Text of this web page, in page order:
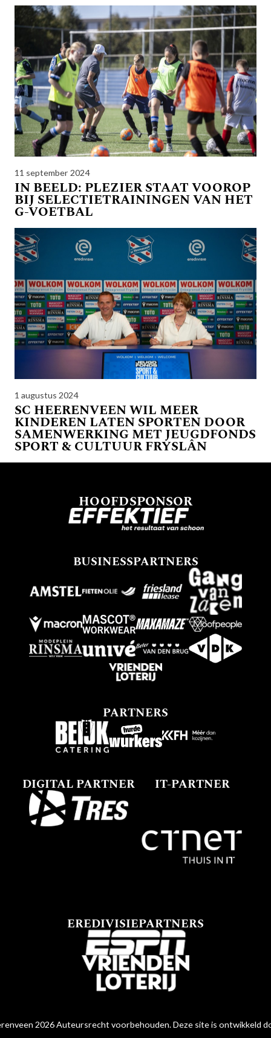
11 september 2024
IN BEELD: PLEZIER STAAT VOOROP
BIJ SELECTIETRAININGEN VAN HET
G-VOETBAL
1 augustus 2024
SC HEERENVEEN WIL MEER
KINDEREN LATEN SPORTEN DOOR
SAMENWERKING MET JEUGDFONDS
SPORT & CULTUUR FRYSLÂN
HOOFDSPONSOR
BUSINESSPARTNERS
PARTNERS
DIGITAL PARTNER IT-PARTNER
EREDIVISIEPARTNERS
2026 Auteursrecht voorbehouden. Deze site is ontwikkeld